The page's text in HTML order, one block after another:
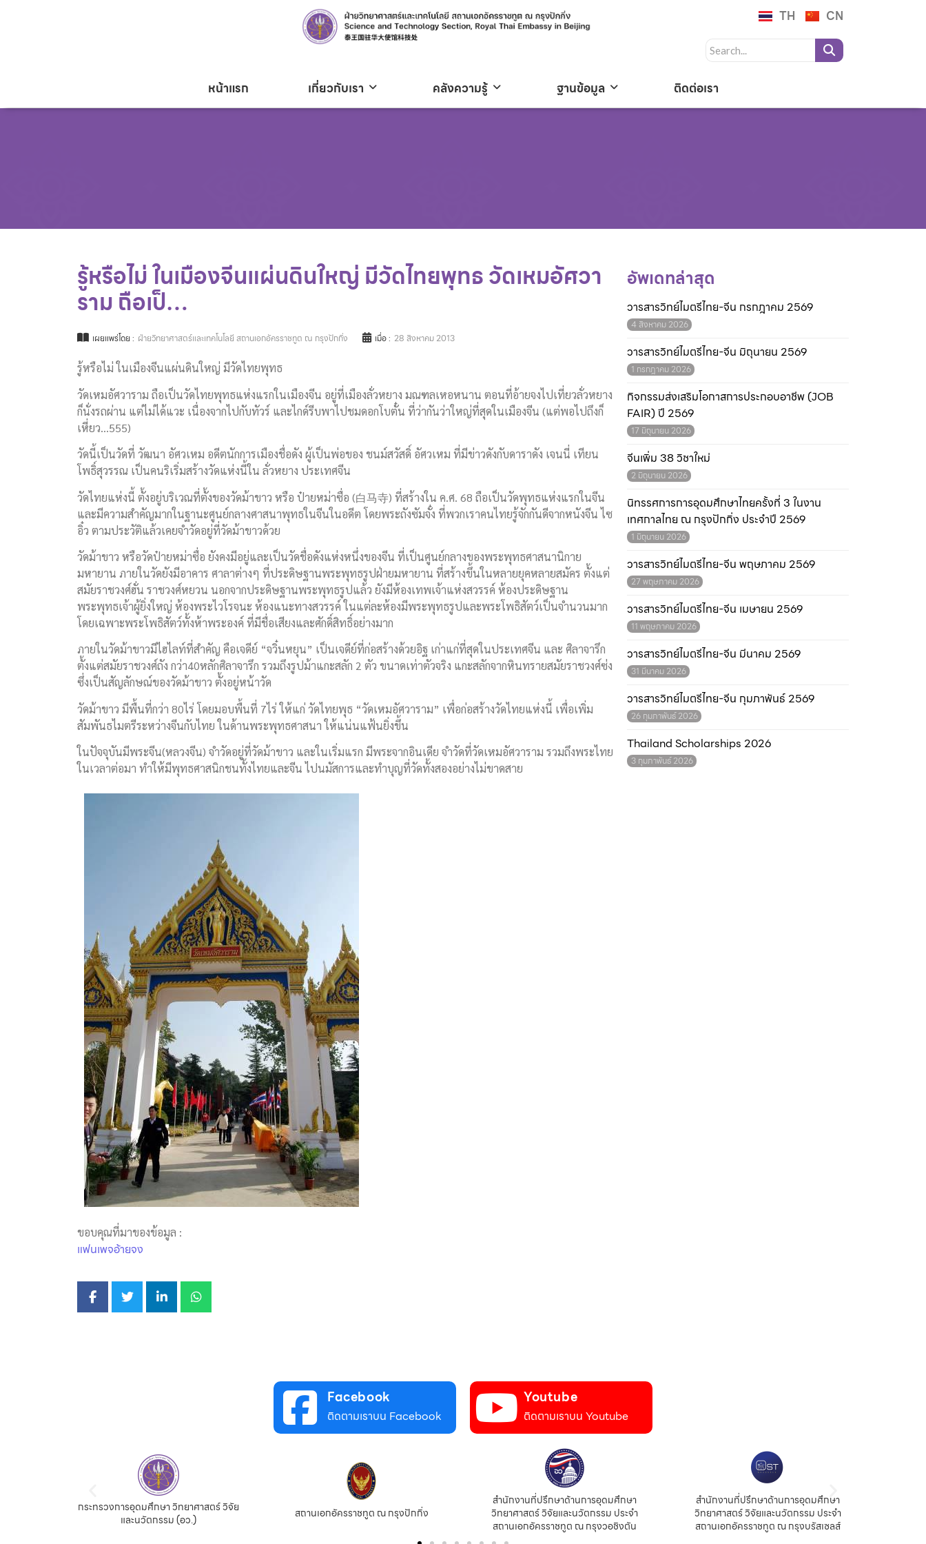
TH CN
หน้าแรก เกี่ยวกับเรา คลังความรู้ ฐานข้อมูล ติดต่อเรา
รู้หรือไม่ ในเมืองจีนแผ่นดินใหญ่ มีวัดไทยพุทธ วัดเหมอัศวา
ราม ถือเป็…
เผยแพร่โดย : ฝ่ายวิทยาศาสตร์และเทคโนโลยี สถานเอกอัครราชทูต ณ กรุงปักกิ่ง เมื่อ : 28 สิงหาคม 2013
รู้หรือไม่ ในเมืองจีนแผ่นดินใหญ่ มีวัดไทยพุทธ
วัดเหมอัศวาราม ถือเป็นวัดไทยพุทธแห่งแรกในเมืองจีน อยู่ที่เมืองลั่วหยาง มณฑลเหอหนาน ตอนที่อ้ายจงไปเที่ยวลั่วหยาง
ก็นั่งรถผ่าน แต่ไม่ได้แวะ เนื่องจากไปกับทัวร์ และไกด์รีบพาไปชมดอกโบตั๋น ที่ว่ากันว่าใหญ่ที่สุดในเมืองจีน (แต่พอไปถึงก็
เหี่ยว…555)
วัดนี้เป็นวัดที่ วัฒนา อัศวเหม อดีตนักการเมืองชื่อดัง ผู้เป็นพ่อของ ชนม์สวัสดิ์ อัศวเหม ที่มีข่าวดังกับดาราดัง เจนนี่ เทียน
โพธิ์สุวรรณ เป็นคนริเริ่มสร้างวัดแห่งนี้ใน ลั่วหยาง ประเทศจีน
วัดไทยแห่งนี้ ตั้งอยู่บริเวณที่ตั้งของวัดม้าขาว หรือ ป๋ายหม่าซื่อ (白马寺) ที่สร้างใน ค.ศ. 68 ถือเป็นวัดพุทธแห่งแรกในจีน
และมีความสำคัญมากในฐานะศูนย์กลางศาสนาพุทธในจีนในอดีต โดยพระถังซัมจั๋ง ที่พวกเราคนไทยรู้จักกันดีจากหนังจีน ไซ
อิ๋ว ตามประวัติแล้วเคยจำวัดอยู่ที่วัดม้าขาวด้วย
วัดม้าขาว หรือวัดป๋ายหม่าซื่อ ยังคงมีอยู่และเป็นวัดชื่อดังแห่งหนึ่งของจีน ที่เป็นศูนย์กลางของพระพุทธศาสนานิกาย
มหายาน ภายในวัดยังมีอาคาร ศาลาต่างๆ ที่ประดิษฐานพระพุทธรูปฝ่ายมหายาน ที่สร้างขึ้นในหลายยุคหลายสมัคร ตั้งแต่
สมัยราชวงศ์ฮั่น ราชวงศ์หยวน นอกจากประดิษฐานพระพุทธรูปแล้ว ยังมีห้องเทพเจ้าแห่งสวรรค์ ห้องประดิษฐาน
พระพุทธเจ้าผู้ยิ่งใหญ่ ห้องพระไวโรจนะ ห้องแนะทางสวรรค์ ในแต่ละห้องมีพระพุทธรูปและพระโพธิสัตว์เป็นจำนวนมาก
โดยเฉพาะพระโพธิสัตว์ทั้งห้าพระองค์ ที่มีชื่อเสียงและศักดิ์สิทธิ์อย่างมาก
ภายในวัดม้าขาวมีไฮไลท์ที่สำคัญ คือเจดีย์ “จวิ๋นหยุน” เป็นเจดีย์ที่ก่อสร้างด้วยอิฐ เก่าแก่ที่สุดในประเทศจีน และ ศิลาจารึก
ตั้งแต่สมัยราชวงศ์ถัง กว่า40หลักศิลาจารึก รวมถึงรูปม้าแกะสลัก 2 ตัว ขนาดเท่าตัวจริง แกะสลักจากหินทรายสมัยราชวงศ์ซ่ง
ซึ่งเป็นสัญลักษณ์ของวัดม้าขาว ตั้งอยู่หน้าวัด
วัดม้าขาว มีพื้นที่กว่า 80ไร่ โดยมอบพื้นที่ 7ไร่ ให้แก่ วัดไทยพุธ “วัดเหมอัศวาราม” เพื่อก่อสร้างวัดไทยแห่งนี้ เพื่อเพิ่ม
สัมพันธไมตรีระหว่างจีนกับไทย ในด้านพระพุทธศาสนา ให้แน่นแฟ้นยิ่งขึ้น
ในปัจจุบันมีพระจีน(หลวงจีน) จำวัดอยู่ที่วัดม้าขาว และในเริ่มแรก มีพระจากอินเดีย จำวัดที่วัดเหมอัศวาราม รวมถึงพระไทย
ในเวลาต่อมา ทำให้มีพุทธศาสนิกชนทั้งไทยและจีน ไปนมัสการและทำบุญที่วัดทั้งสองอย่างไม่ขาดสาย
ขอบคุณที่มาของข้อมูล :
แฟนเพจอ้ายจง
อัพเดทล่าสุด
วารสารวิทย์ไมตรีไทย-จีน กรกฎาคม 2569
4 สิงหาคม 2026
วารสารวิทย์ไมตรีไทย-จีน มิถุนายน 2569
1 กรกฎาคม 2026
กิจกรรมส่งเสริมโอกาสการประกอบอาชีพ (JOB
FAIR) ปี 2569
17 มิถุนายน 2026
จีนเพิ่ม 38 วิชาใหม่
2 มิถุนายน 2026
นิทรรศการการอุดมศึกษาไทยครั้งที่ 3 ในงาน
เทศกาลไทย ณ กรุงปักกิ่ง ประจำปี 2569
1 มิถุนายน 2026
วารสารวิทย์ไมตรีไทย-จีน พฤษภาคม 2569
27 พฤษภาคม 2026
วารสารวิทย์ไมตรีไทย-จีน เมษายน 2569
11 พฤษภาคม 2026
วารสารวิทย์ไมตรีไทย-จีน มีนาคม 2569
31 มีนาคม 2026
วารสารวิทย์ไมตรีไทย-จีน กุมภาพันธ์ 2569
26 กุมภาพันธ์ 2026
Thailand Scholarships 2026
3 กุมภาพันธ์ 2026
Facebook
ติดตามเราบน Facebook
Youtube
ติดตามเราบน Youtube
กระทรวงการอุดมศึกษา วิทยาศาสตร์ วิจัย
และนวัตกรรม (อว.)
สถานเอกอัครราชทูต ณ กรุงปักกิ่ง
สำนักงานที่ปรึกษาด้านการอุดมศึกษา
วิทยาศาสตร์ วิจัยและนวัตกรรม ประจำ
สถานเอกอัครราชทูต ณ กรุงวอชิงตัน
สำนักงานที่ปรึกษาด้านการอุดมศึกษา
วิทยาศาสตร์ วิจัยและนวัตกรรม ประจำ
สถานเอกอัครราชทูต ณ กรุงบรัสเซลส์